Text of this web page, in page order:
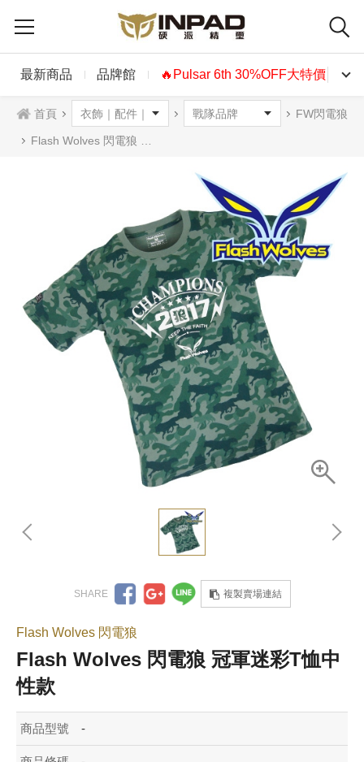
最新商品 品牌館 🔥Pulsar 6th 30%OFF大特價🔥
首頁 FW閃電狼
Flash Wolves 閃電狼 冠軍迷彩T恤中性款
複製賣場連結
Flash Wolves 閃電狼
Flash Wolves 閃電狼 冠軍迷彩T恤中
性款
商品型號 -